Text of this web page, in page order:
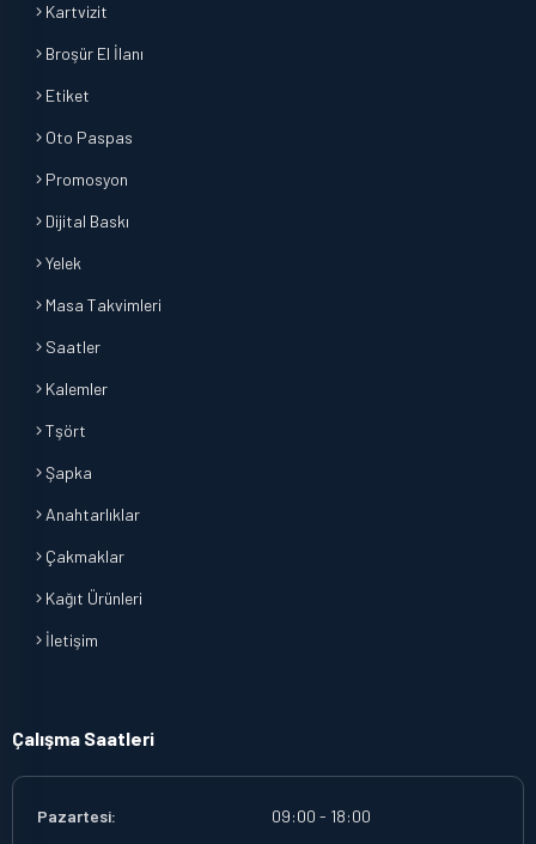
Kartvizit
Broşür El İlanı
Etiket
Oto Paspas
Promosyon
Dijital Baskı
Yelek
Masa Takvimleri
Saatler
Kalemler
Tşört
Şapka
Anahtarlıklar
Çakmaklar
Kağıt Ürünleri
İletişim
Çalışma Saatleri
Pazartesi:
09:00 - 18:00